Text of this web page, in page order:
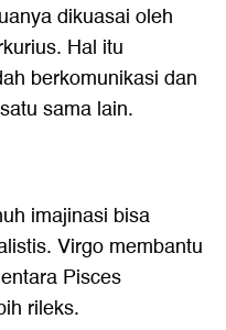
dikuasai oleh
Hal itu
berkomunikasi dan
sama lain.
imajinasi bisa
Virgo membantu
Pisces
rileks.